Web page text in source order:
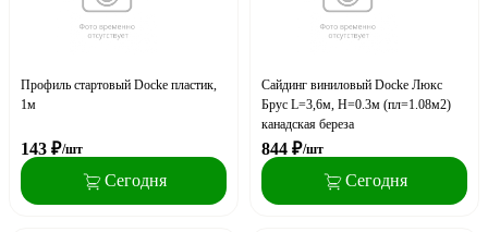
Профиль стартовый Docke пластик,
1м
143 ₽/шт
Сегодня
Сайдинг виниловый Docke Люкс
Брус L=3,6м, H=0.3м (пл=1.08м2)
канадская береза
844 ₽/шт
Сегодня